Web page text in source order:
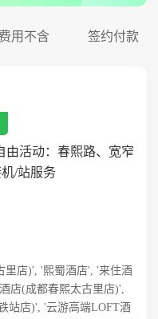
费用不含 签约付款
由活动：春熙路、宽窄
/站服务
里店)', '熙蜀酒店', '来住酒
店(成都春熙太古里店)',
站店)', '云游高端LOFT酒